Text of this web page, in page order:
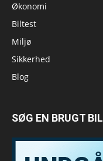
Økonomi
Biltest
Miljø
Sikkerhed
Blog
SØG EN BRUGT BIL